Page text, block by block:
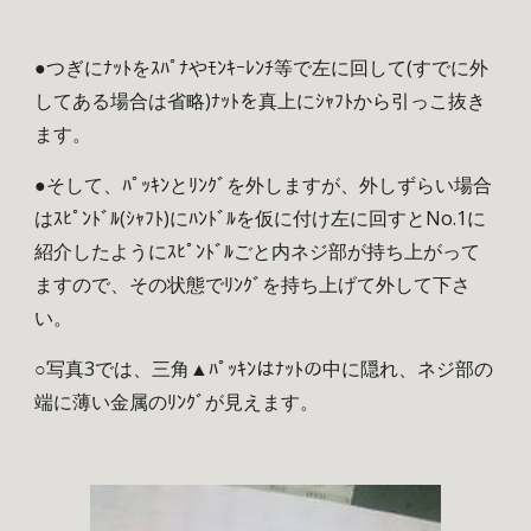
●つぎにﾅｯﾄをｽﾊﾟﾅやﾓﾝｷｰﾚﾝﾁ等で左に回して(すでに外
してある場合は省略)ﾅｯﾄを真上にｼｬﾌﾄから引っこ抜き
ます。
●そして、ﾊﾟｯｷﾝとﾘﾝｸﾞを外しますが、外しずらい場合
はｽﾋﾟﾝﾄﾞﾙ(ｼｬﾌﾄ)にﾊﾝﾄﾞﾙを仮に付け左に回すとNo.1に
紹介したようにｽﾋﾟﾝﾄﾞﾙごと内ネジ部が持ち上がって
ますので、その状態でﾘﾝｸﾞを持ち上げて外して下さ
い。
○写真3では、三角▲ﾊﾟｯｷﾝはﾅｯﾄの中に隠れ、ネジ部の
端に薄い金属のﾘﾝｸﾞが見えます。